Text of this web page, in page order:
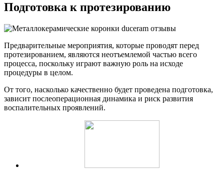
Подготовка к протезированию
Предварительные мероприятия, которые проводят перед
протезированием, являются неотъемлемой частью всего
процесса, поскольку играют важную роль на исходе
процедуры в целом.
От того, насколько качественно будет проведена подготовка,
зависит послеоперационная динамика и риск развития
воспалительных проявлений.